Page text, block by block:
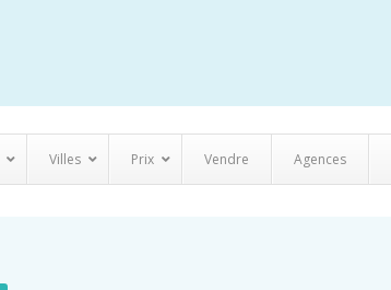
Villes Prix Vendre Agences